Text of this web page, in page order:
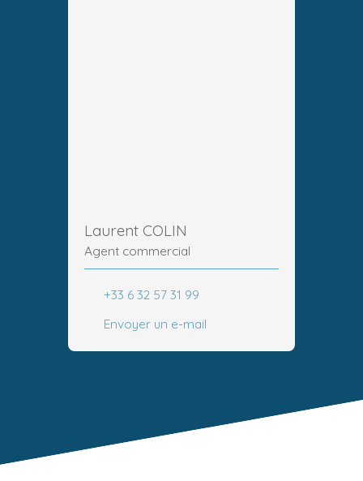
Laurent COLIN
Agent commercial
+33 6 32 57 31 99
Envoyer un e-mail